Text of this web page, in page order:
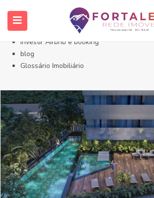
Início- Imóveis Fortaleza Eusébio
Imóveis em Fortaleza
Imóveis no Eusébio
Investir Airbnb e booking
blog
Glossário Imobiliário